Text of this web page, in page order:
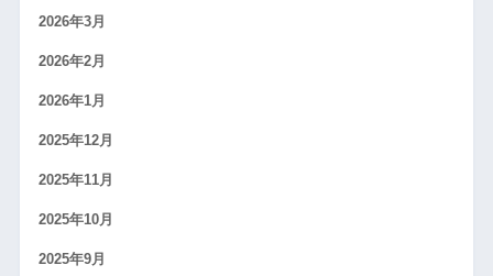
2026年3月
2026年2月
2026年1月
2025年12月
2025年11月
2025年10月
2025年9月